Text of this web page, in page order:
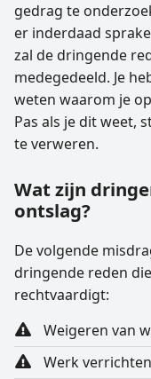
gedrag te
er inderdaad
zal de dringende
medegedeeld. Je
weten waarom je
Pas als je dit weet,
te verweren.
Wat zijn
ontslag?
De volgende
dringende reden
rechtvaardigt:
Weigeren van
Werk